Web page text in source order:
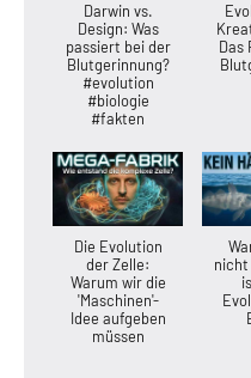
Darwin vs.
Design: Was
passiert bei der
Blutgerinnung?
#evolution
#biologie
#fakten
Das
Die Evolution
der Zelle:
Warum wir die
'Maschinen'-
Idee aufgeben
müssen